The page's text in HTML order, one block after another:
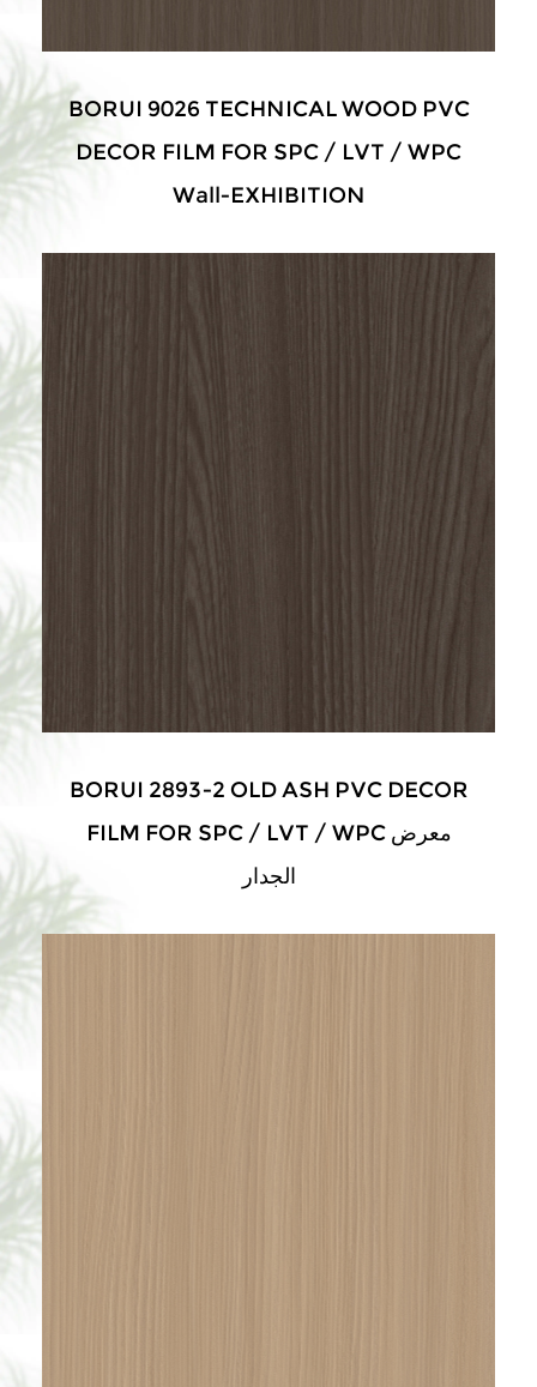
BORUI 9026 TECHNICAL WOOD PVC
DECOR FILM FOR SPC / LVT / WPC
Wall-EXHIBITION
BORUI 2893-2 OLD ASH PVC DECOR
FILM FOR SPC / LVT / WPC معرض
الجدار